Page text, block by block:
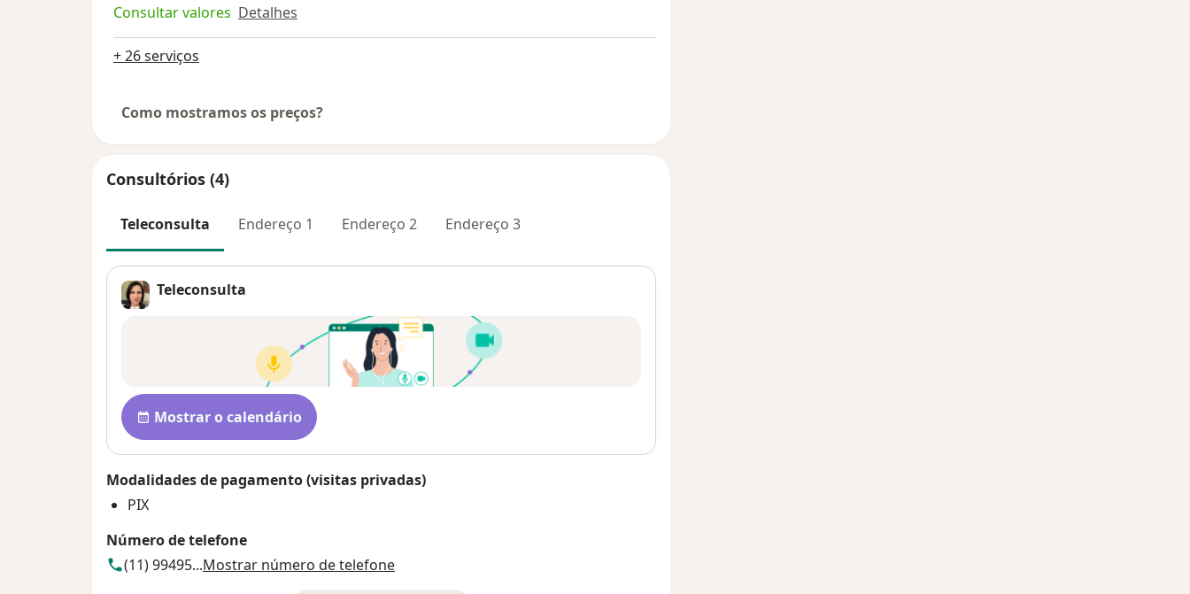
Consultar valores Detalhes
+ 26 serviços
Como mostramos os preços?
Consultórios (4)
Teleconsulta Endereço 1 Endereço 2 Endereço 3
Teleconsulta
Disponibilidade
Mostrar o calendário
Modalidades de pagamento (visitas privadas)
PIX
Número de telefone
(11) 99495...Mostrar número de telefone